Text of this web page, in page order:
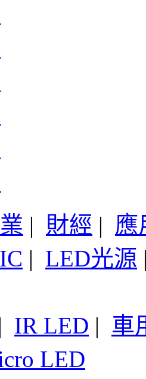
| 財經 | 應
| LED光源
| IR LED | 車
LED